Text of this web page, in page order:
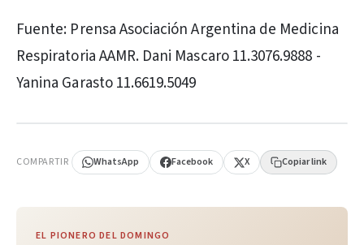
Fuente: Prensa Asociación Argentina de Medicina
Respiratoria AAMR. Dani Mascaro 11.3076.9888 -
Yanina Garasto 11.6619.5049
COMPARTIR WhatsApp Facebook X Copiar link
EL PIONERO DEL DOMINGO